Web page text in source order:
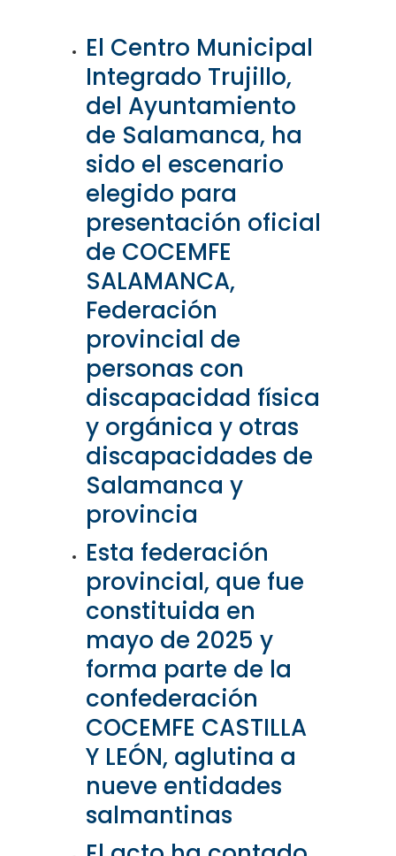
El Centro Municipal
Integrado Trujillo,
del Ayuntamiento
de Salamanca, ha
sido el escenario
elegido para
presentación oficial
de COCEMFE
SALAMANCA,
Federación
provincial de
personas con
discapacidad física
y orgánica y otras
discapacidades de
Salamanca y
provincia
Esta federación
provincial, que fue
constituida en
mayo de 2025 y
forma parte de la
confederación
COCEMFE CASTILLA
Y LEÓN, aglutina a
nueve entidades
salmantinas